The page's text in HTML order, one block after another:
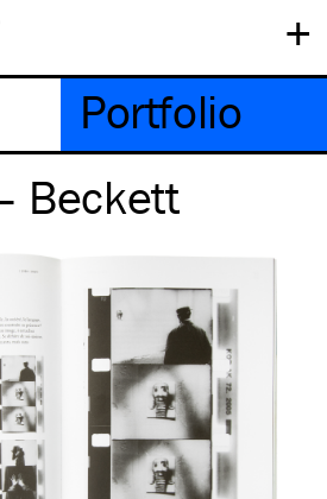
+
Portfolio
Beckett